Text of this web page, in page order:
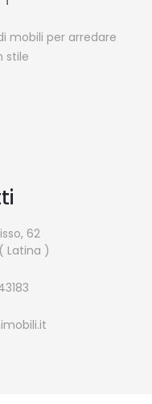
mobili per arredare
stile
62
Latina )